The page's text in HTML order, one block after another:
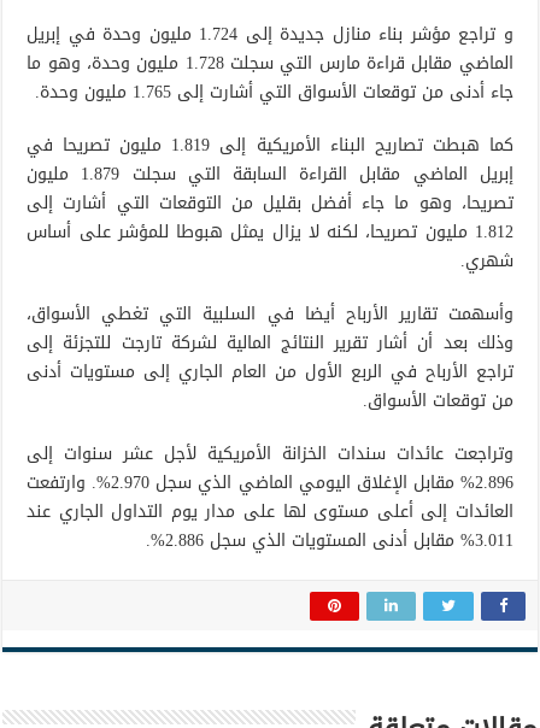
و تراجع مؤشر بناء منازل جديدة إلى 1.724 مليون وحدة في إبريل
الماضي مقابل قراءة مارس التي سجلت 1.728 مليون وحدة، وهو ما
جاء أدنى من توقعات الأسواق التي أشارت إلى 1.765 مليون وحدة.
كما هبطت تصاريح البناء الأمريكية إلى 1.819 مليون تصريحا في
إبريل الماضي مقابل القراءة السابقة التي سجلت 1.879 مليون
تصريحا، وهو ما جاء أفضل بقليل من التوقعات التي أشارت إلى
1.812 مليون تصريحا، لكنه لا يزال يمثل هبوطا للمؤشر على أساس
شهري.
وأسهمت تقارير الأرباح أيضا في السلبية التي تغطي الأسواق،
وذلك بعد أن أشار تقرير النتائج المالية لشركة تارجت للتجزئة إلى
تراجع الأرباح في الربع الأول من العام الجاري إلى مستويات أدنى
من توقعات الأسواق.
وتراجعت عائدات سندات الخزانة الأمريكية لأجل عشر سنوات إلى
2.896% مقابل الإغلاق اليومي الماضي الذي سجل 2.970%. وارتفعت
العائدات إلى أعلى مستوى لها على مدار يوم التداول الجاري عند
3.011% مقابل أدنى المستويات الذي سجل 2.886%.